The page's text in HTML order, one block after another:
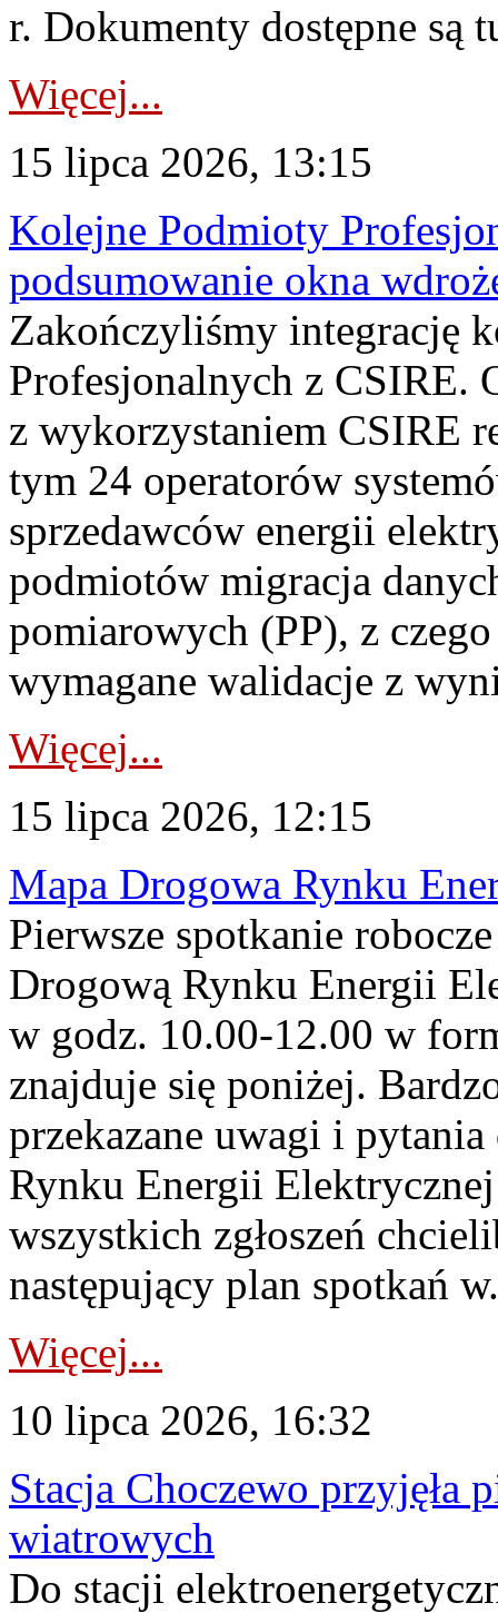
r. Dokumenty dostępne są
Więcej...
15 lipca 2026, 13:15
Kolejne Podmioty
podsumowanie okna
Zakończyliśmy integrację
Profesjonalnych z CSIRE.
z wykorzystaniem CSIRE
tym 24 operatorów
sprzedawców energii
podmiotów migracja
pomiarowych (PP), z
wymagane walidacje z
Więcej...
15 lipca 2026, 12:15
Mapa Drogowa Rynku
Pierwsze spotkanie
Drogową Rynku Energii
w godz. 10.00-12.00 w
znajduje się poniżej.
przekazane uwagi i
Rynku Energii
wszystkich zgłoszeń
następujący plan spotkań
Więcej...
10 lipca 2026, 16:32
Stacja Choczewo przyjęła
wiatrowych
Do stacji